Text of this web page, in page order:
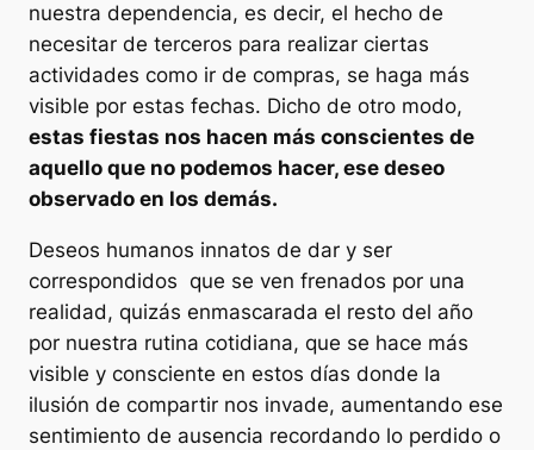
nuestra dependencia, es decir, el hecho de
necesitar de terceros para realizar ciertas
actividades como ir de compras, se haga más
visible por estas fechas. Dicho de otro modo,
estas fiestas nos hacen más conscientes de
aquello que no podemos hacer, ese deseo
observado en los demás.
Deseos humanos innatos de dar y ser
correspondidos que se ven frenados por una
realidad, quizás enmascarada el resto del año
por nuestra rutina cotidiana, que se hace más
visible y consciente en estos días donde la
ilusión de compartir nos invade, aumentando ese
sentimiento de ausencia recordando lo perdido o